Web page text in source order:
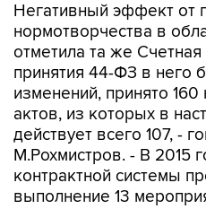
Негативный эффект от
нормотворчества в
отметила та же
принятия 44-ФЗ в него
изменений, принято
актов, из которых в
действует всего 107, -
М.Рохмистров. - В 2015
контрактной системы
выполнение 13